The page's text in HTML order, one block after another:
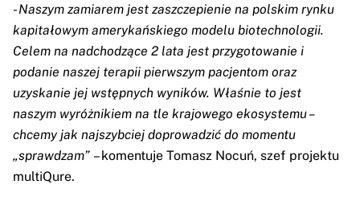
-Naszym zamiarem jest zaszczepienie na polskim rynku
kapitałowym amerykańskiego modelu biotechnologii.
Celem na nadchodzące 2 lata jest przygotowanie i
podanie naszej terapii pierwszym pacjentom oraz
uzyskanie jej wstępnych wyników. Właśnie to jest
naszym wyróżnikiem na tle krajowego ekosystemu –
chcemy jak najszybciej doprowadzić do momentu
„sprawdzam” – komentuje Tomasz Nocuń, szef projektu
multiQure.